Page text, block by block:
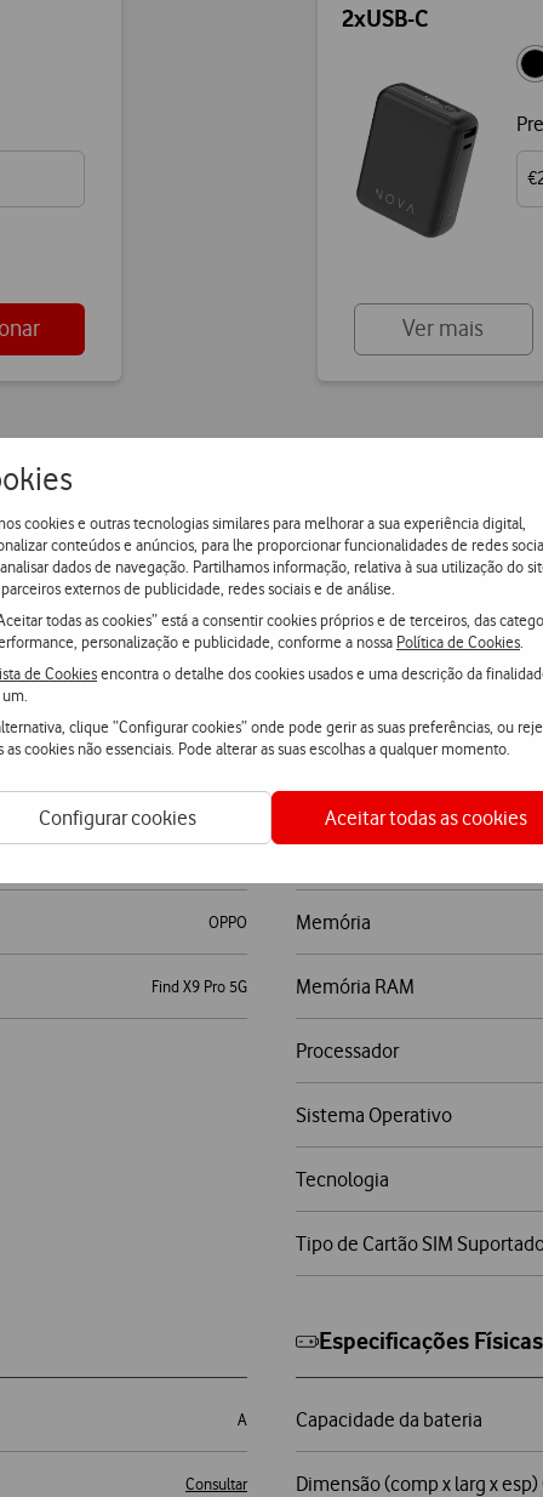
cookies e outras tecnologias similares para melhorar a sua experiência digital,
conteúdos e anúncios, para lhe proporcionar funcionalidades de redes
dados de navegação. Partilhamos informação, relativa à sua utilização do
externos de publicidade, redes sociais e de análise.
todas as cookies” está a consentir cookies próprios e de terceiros, das
personalização e publicidade, conforme a nossa Política de Cookies
de Cookiesencontra o detalhe dos cookies usados e uma descrição da
clique “Configurar cookies” onde pode gerir as suas preferências, ou
as cookies não essenciais. Pode alterar as suas escolhas a qualquer momento.
Configurar cookies Aceitar todas as cookies
2xUSB-C
Ver mais
OPPO
Find X9 Pro 5G
Memória
Memória RAM
Processador
Sistema Operativo
Tecnologia
Tipo de Cartão SIM
A
Consultar
Especificações Físicas
Capacidade da bateria
Dimensão (comp x larg x